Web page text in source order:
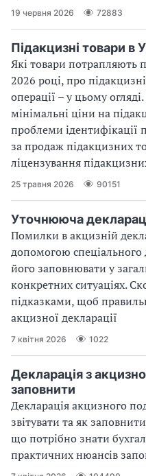
19 червня 2026 72883
Підакцизні товари в
Які товари потрапляють
2026 році, про
операції – у цьому
мінімальні ціни на
проблеми ідентифікації
за продаж підакцизних
ліцензування
25 травня 2026 90151
Уточнююча
Помилки в акцизній
допомогою спеціального
його заповнювати у
конкретних ситуаціях.
підказками, щоб
акцизної декларації
7 квітня 2026 1022
Декларація з
заповнити
Декларація акцизного
звітувати та як
що потрібно знати
практичних нюансів